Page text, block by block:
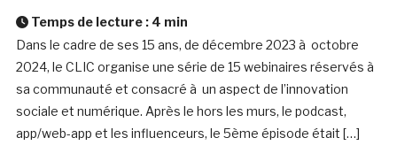
Temps de lecture : 4 min
Dans le cadre de ses 15 ans, de décembre 2023 à octobre
2024, le CLIC organise une série de 15 webinaires réservés à
sa communauté et consacré à un aspect de l’innovation
sociale et numérique. Après le hors les murs, le podcast,
app/web-app et les influenceurs, le 5ème épisode était […]